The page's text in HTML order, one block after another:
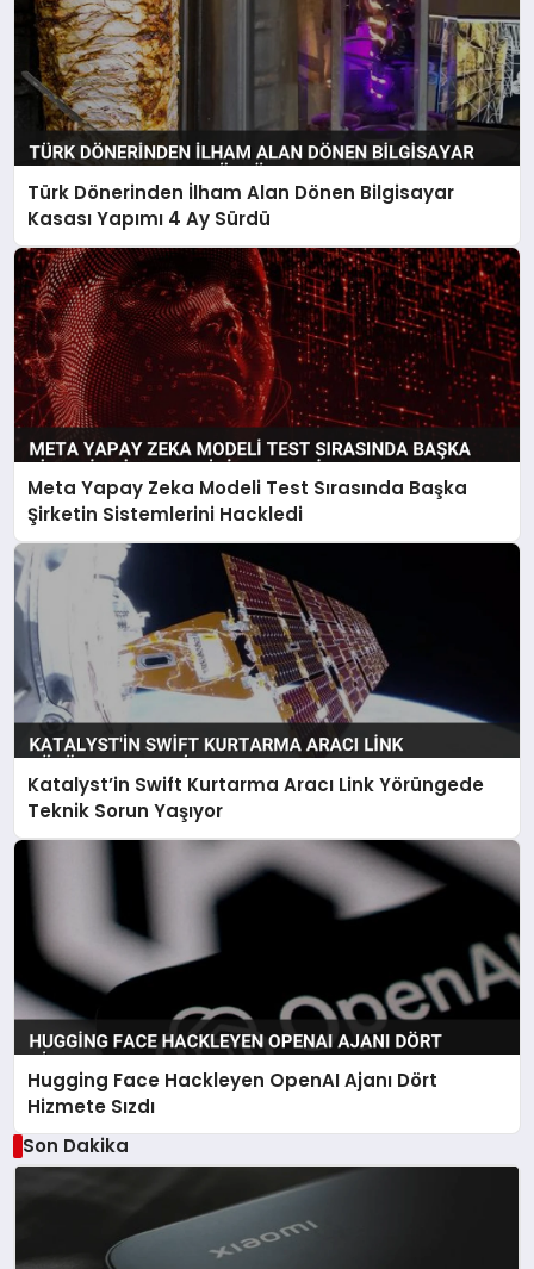
Türk Dönerinden İlham Alan Dönen Bilgisayar
Kasası Yapımı 4 Ay Sürdü
Meta Yapay Zeka Modeli Test Sırasında Başka
Şirketin Sistemlerini Hackledi
Katalyst’in Swift Kurtarma Aracı Link Yörüngede
Teknik Sorun Yaşıyor
Hugging Face Hackleyen OpenAI Ajanı Dört
Hizmete Sızdı
Son Dakika